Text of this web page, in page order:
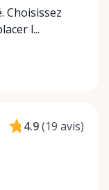
Choisissez
l...
4.9(19 avis)